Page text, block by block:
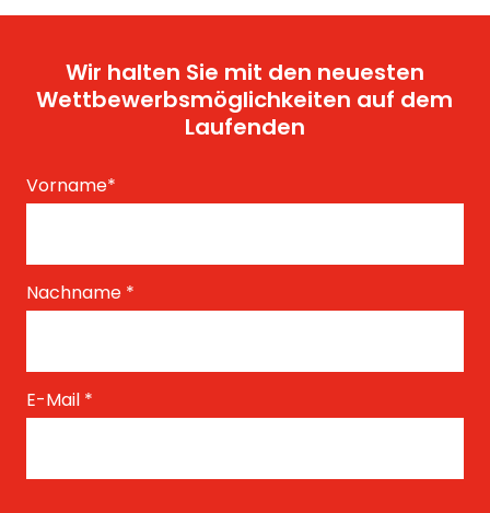
Wir halten Sie mit den neuesten
Wettbewerbsmöglichkeiten auf dem
Laufenden
Vorname*
Nachname *
E-Mail *